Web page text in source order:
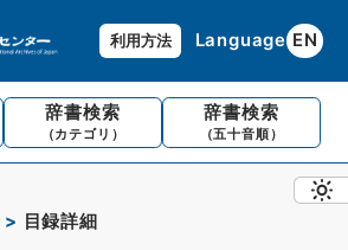
利用方法 Language EN
辞書検索
（カテゴリ）
辞書検索
（五十音順）
目録詳細